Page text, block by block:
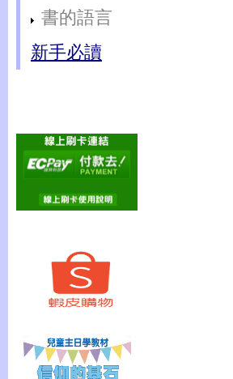
書的語言
新手必讀